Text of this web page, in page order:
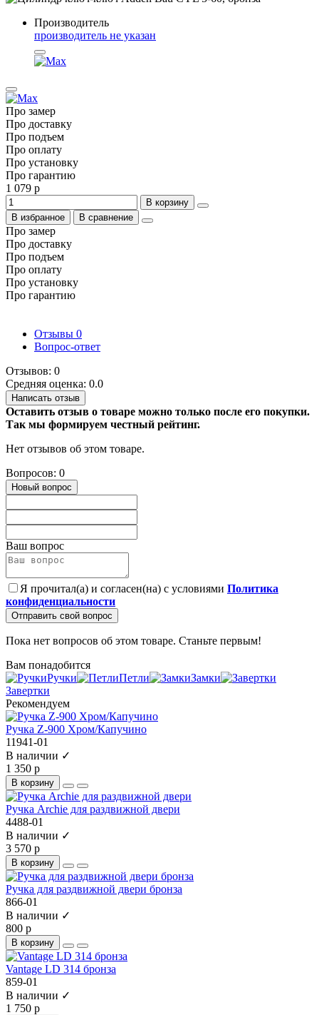
Производитель
производитель не указан
Про замер
Про доставку
Про подъем
Про оплату
Про установку
Про гарантию
1 079 р
В корзину
В избранное
В сравнение
Про замер
Про доставку
Про подъем
Про оплату
Про установку
Про гарантию
Отзывы 0
Вопрос-ответ
Отзывов: 0
Средняя оценка: 0.0
Написать отзыв
Оставить отзыв о товаре можно только после его покупки.
Так мы формируем честный рейтинг.
Нет отзывов об этом товаре.
Вопросов: 0
Новый вопрос
Ваш вопрос
Я прочитал(а) и согласен(на) с условиями Политика
конфиденциальности
Отправить свой вопрос
Пока нет вопросов об этом товаре. Станьте первым!
Вам понадобится
Ручки
Петли
Замки
Завертки
Рекомендуем
Ручка Z-900 Хром/Капучино
11941-01
В наличии ✓
1 350 р
В корзину
Ручка Archie для раздвижной двери
4488-01
В наличии ✓
3 570 р
В корзину
Ручка для раздвижной двери бронза
866-01
В наличии ✓
800 р
В корзину
Vantage LD 314 бронза
859-01
В наличии ✓
1 750 р